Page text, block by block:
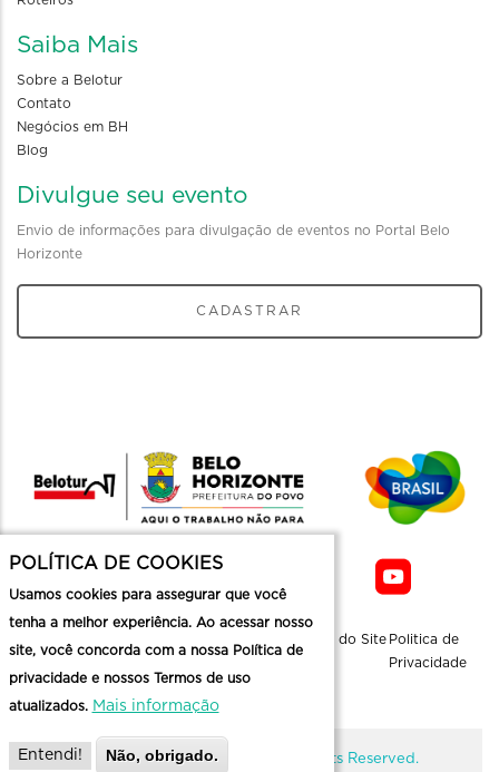
Saiba Mais
Sobre a Belotur
Contato
Negócios em BH
Blog
Divulgue seu evento
Envio de informações para divulgação de eventos no Portal Belo
Horizonte
CADASTRAR
Mapa do Site Politica de
Privacidade
@ Copyright Belotur 2026. All Rights Reserved.
POLÍTICA DE COOKIES
Usamos cookies para assegurar que você
tenha a melhor experiência. Ao acessar nosso
site, você concorda com a nossa Política de
privacidade e nossos Termos de uso
atualizados. Mais informação
Entendi! Não, obrigado.